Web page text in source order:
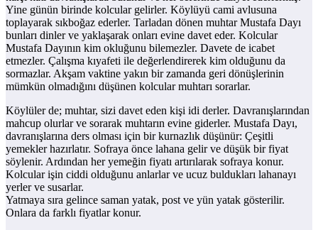
Yine günün birinde kolcular gelirler. Köylüyü cami avlusuna
toplayarak sıkboğaz ederler. Tarladan dönen muhtar Mustafa Dayı
bunları dinler ve yaklaşarak onları evine davet eder. Kolcular
Mustafa Dayının kim okluğunu bilemezler. Davete de icabet
etmezler. Çalışma kıyafeti ile değerlendirerek kim olduğunu da
sormazlar. Akşam vaktine yakın bir zamanda geri dönüşlerinin
mümkün olmadığını düşünen kolcular muhtarı sorarlar.
Köylüler de; muhtar, sizi davet eden kişi idi derler. Davranışlarından
mahcup olurlar ve sorarak muhtarın evine giderler. Mustafa Dayı,
davranışlarına ders olması için bir kurnazlık düşünür: Çeşitli
yemekler hazırlatır. Sofraya önce lahana gelir ve düşük bir fiyat
söylenir. Ardından her yemeğin fiyatı artırılarak sofraya konur.
Kolcular işin ciddi olduğunu anlarlar ve ucuz buldukları lahanayı
yerler ve susarlar.
Yatmaya sıra gelince saman yatak, post ve yün yatak gösterilir.
Onlara da farklı fiyatlar konur.